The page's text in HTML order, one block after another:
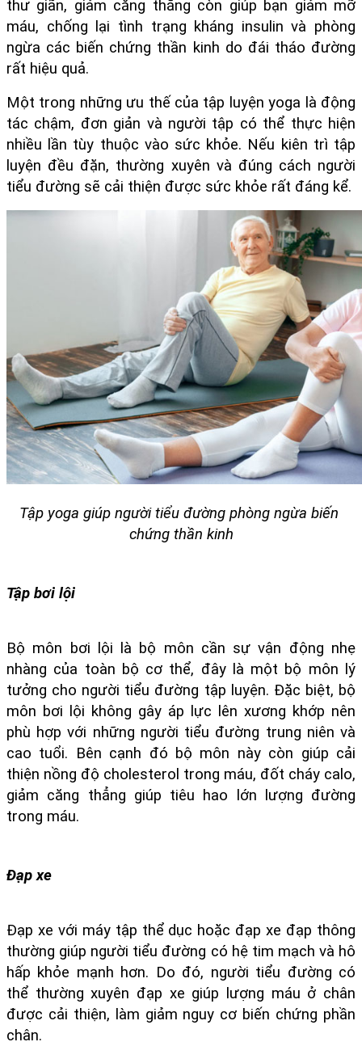
thư giãn, giảm căng thẳng còn giúp bạn giảm mỡ
máu, chống lại tình trạng kháng insulin và phòng
ngừa các biến chứng thần kinh do đái tháo đường
rất hiệu quả.
Một trong những ưu thế của tập luyện yoga là động
tác chậm, đơn giản và người tập có thể thực hiện
nhiều lần tùy thuộc vào sức khỏe. Nếu kiên trì tập
luyện đều đặn, thường xuyên và đúng cách người
tiểu đường sẽ cải thiện được sức khỏe rất đáng kể.
Tập yoga giúp người tiểu đường phòng ngừa biến
chứng thần kinh
Tập bơi lội
Bộ môn bơi lội là bộ môn cần sự vận động nhẹ
nhàng của toàn bộ cơ thể, đây là một bộ môn lý
tưởng cho người tiểu đường tập luyện. Đặc biệt, bộ
môn bơi lội không gây áp lực lên xương khớp nên
phù hợp với những người tiểu đường trung niên và
cao tuổi. Bên cạnh đó bộ môn này còn giúp cải
thiện nồng độ cholesterol trong máu, đốt cháy calo,
giảm căng thẳng giúp tiêu hao lớn lượng đường
trong máu.
Đạp xe
Đạp xe với máy tập thể dục hoặc đạp xe đạp thông
thường giúp người tiểu đường có hệ tim mạch và hô
hấp khỏe mạnh hơn. Do đó, người tiểu đường có
thể thường xuyên đạp xe giúp lượng máu ở chân
được cải thiện, làm giảm nguy cơ biến chứng phần
chân.